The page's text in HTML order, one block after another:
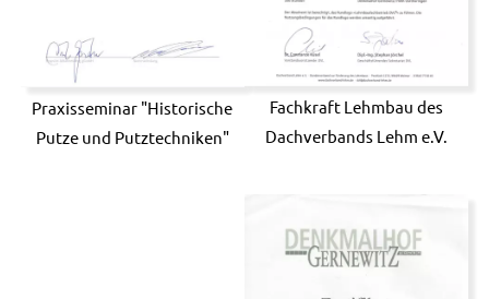
Praxisseminar "Historische
Putze und Putztechniken"
Fachkraft Lehmbau des
Dachverbands Lehm e.V.